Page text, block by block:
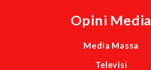
Opini Media
Media Massa
Televisi